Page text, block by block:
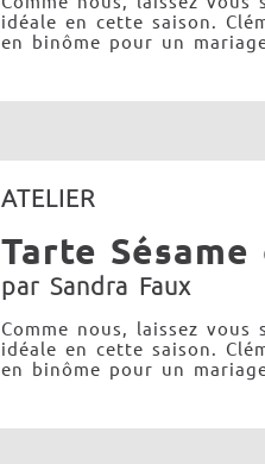
idéale en cette saison.
en binôme pour un
ATELIER
Tarte
par Sandra Faux
Comme nous, laissez
idéale en cette saison.
en binôme pour un